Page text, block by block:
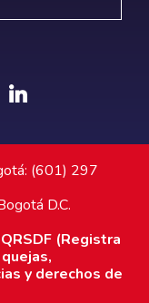
(601) 297
D.C.
(Registra
y derechos de